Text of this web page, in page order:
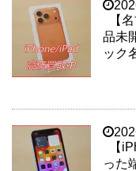
【
品未
ック
【
った